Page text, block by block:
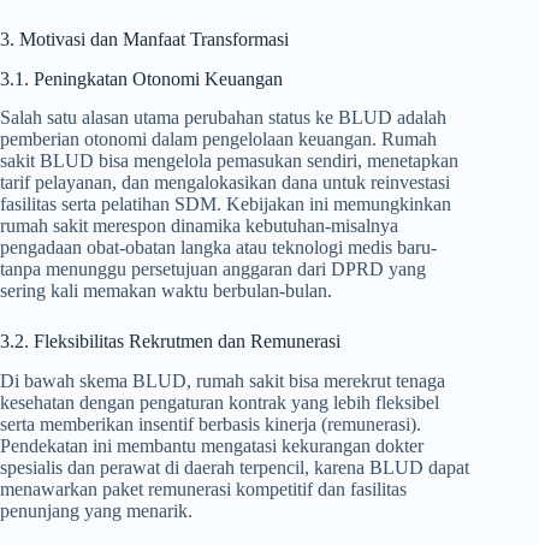
3. Motivasi dan Manfaat Transformasi
3.1. Peningkatan Otonomi Keuangan
Salah satu alasan utama perubahan status ke BLUD adalah
pemberian otonomi dalam pengelolaan keuangan. Rumah
sakit BLUD bisa mengelola pemasukan sendiri, menetapkan
tarif pelayanan, dan mengalokasikan dana untuk reinvestasi
fasilitas serta pelatihan SDM. Kebijakan ini memungkinkan
rumah sakit merespon dinamika kebutuhan-misalnya
pengadaan obat-obatan langka atau teknologi medis baru-
tanpa menunggu persetujuan anggaran dari DPRD yang
sering kali memakan waktu berbulan-bulan.
3.2. Fleksibilitas Rekrutmen dan Remunerasi
Di bawah skema BLUD, rumah sakit bisa merekrut tenaga
kesehatan dengan pengaturan kontrak yang lebih fleksibel
serta memberikan insentif berbasis kinerja (remunerasi).
Pendekatan ini membantu mengatasi kekurangan dokter
spesialis dan perawat di daerah terpencil, karena BLUD dapat
menawarkan paket remunerasi kompetitif dan fasilitas
penunjang yang menarik.